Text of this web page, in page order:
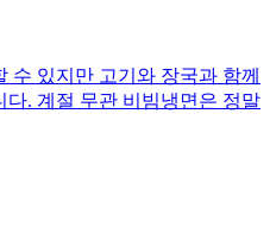
수 있지만 고기와 장국과 함께
. 계절 무관 비빔냉면은 정말